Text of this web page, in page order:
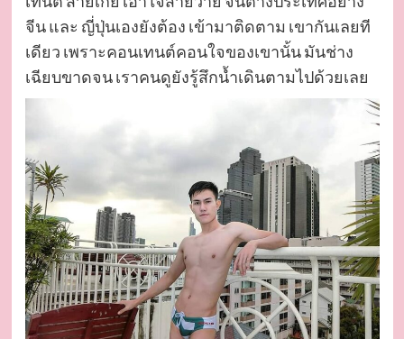
จีน และ ญี่ปุ่นเองยังต้อง เข้ามาติดตาม เขากันเลยที
เดียว เพราะคอนเทนต์คอนใจของเขานั้น มันช่าง
เฉียบขาดจน เราคนดูยังรู้สึกน้ำเดินตามไปด้วยเลย